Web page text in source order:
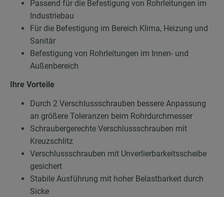
Passend für die Befestigung von Rohrleitungen im
Industriebau
Für die Befestigung im Bereich Klima, Heizung und
Sanitär
Befestigung von Rohrleitungen im Innen- und
Außenbereich
Ihre Vorteile
Durch 2 Verschlussschrauben bessere Anpassung
an größere Toleranzen beim Rohrdurchmesser
Schraubergerechte Verschlussschrauben mit
Kreuzschlitz
Verschlussschrauben mit Unverlierbarkeitsscheibe
gesichert
Stabile Ausführung mit hoher Belastbarkeit durch
Sicke